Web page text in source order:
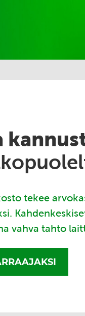
tekee
vahva tahto